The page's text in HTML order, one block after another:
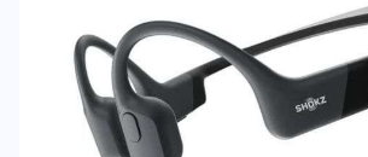
Überschrift
Überschrift
Rezension
Rezension